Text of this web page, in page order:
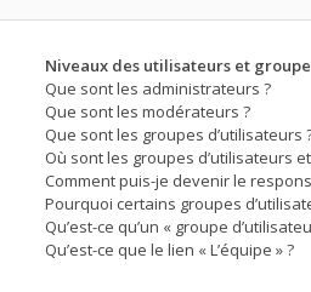
Niveaux des utilisateurs et
Que sont les administrateurs ?
Que sont les modérateurs ?
Que sont les groupes d’utilisateurs
Où sont les groupes d’utilisateurs
Comment puis-je devenir le
Pourquoi certains groupes
Qu’est-ce qu’un « groupe
Qu’est-ce que le lien « L’équipe » ?